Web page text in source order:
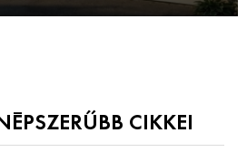
CIKKEI